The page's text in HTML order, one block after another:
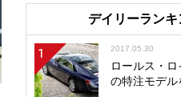
デイリーランキ
1 2017.05.30
ロールス・ロ
の特注モデル